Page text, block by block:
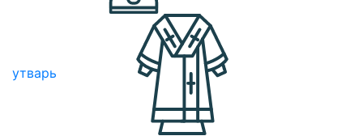
утварь